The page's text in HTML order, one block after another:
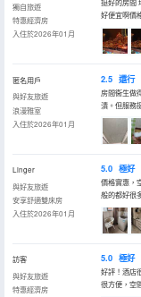
獨自旅遊
特惠經濟房
入住於2026年01月
挺好的房間
好便宜啊價
匿名用戶
與好友旅遊
浪漫雅室
入住於2026年01月
2.5 還行
房間衞生做
漬。但服務
Linger
與好友旅遊
安享舒適雙床房
入住於2026年01月
5.0 極好
價格實惠，
般的都好很
訪客
與好友旅遊
特惠經濟房
5.0 極好
好評！酒店
很方便，空